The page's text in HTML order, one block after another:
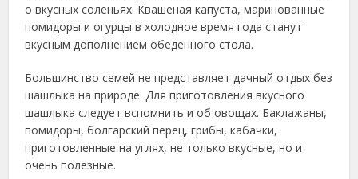
о вкусных соленьях. Квашеная капуста, маринованные
помидоры и огурцы в холодное время года станут
вкусным дополнением обеденного стола.
Большинство семей не представляет дачный отдых без
шашлыка на природе. Для приготовления вкусного
шашлыка следует вспомнить и об овощах. Баклажаны,
помидоры, болгарский перец, грибы, кабачки,
приготовленные на углях, не только вкусные, но и
очень полезные.